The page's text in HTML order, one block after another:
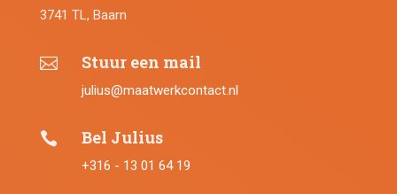
3741 TL, Baarn
 Stuur een mail
julius@maatwerkcontact.nl
 Bel Julius
+316 - 13 01 64 19